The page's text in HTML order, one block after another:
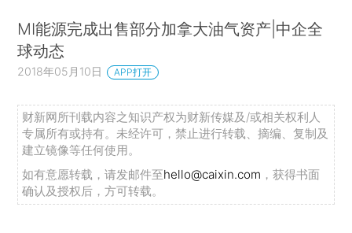
MI能源完成出售部分加拿大油气资产|中企全
球动态
2018年05月10日 APP打开
财新网所刊载内容之知识产权为财新传媒及/或相关权利人
专属所有或持有。未经许可，禁止进行转载、摘编、复制及
建立镜像等任何使用。
如有意愿转载，请发邮件至hello@caixin.com ，获得书面
确认及授权后，方可转载。